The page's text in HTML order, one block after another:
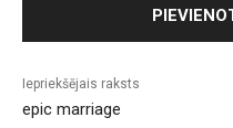
Iepriekšējais raksts
epic marriage